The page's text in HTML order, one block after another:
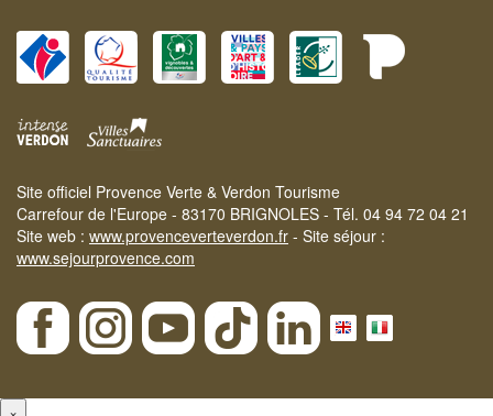
Site officiel Provence Verte & Verdon Tourisme
Carrefour de l'Europe - 83170 BRIGNOLES - Tél. 04 94 72 04 21
Site web : www.provenceverteverdon.fr - Site séjour :
www.sejourprovence.com